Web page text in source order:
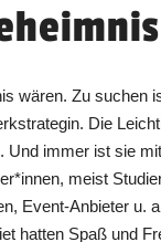
wären. Zu suchen
Die
Und immer ist sie
meist
Event-Anbieter u.
hatten Spaß und